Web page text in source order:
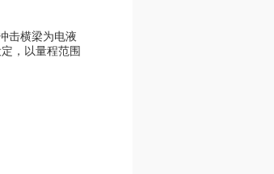
击横梁为电液
，以量程范围